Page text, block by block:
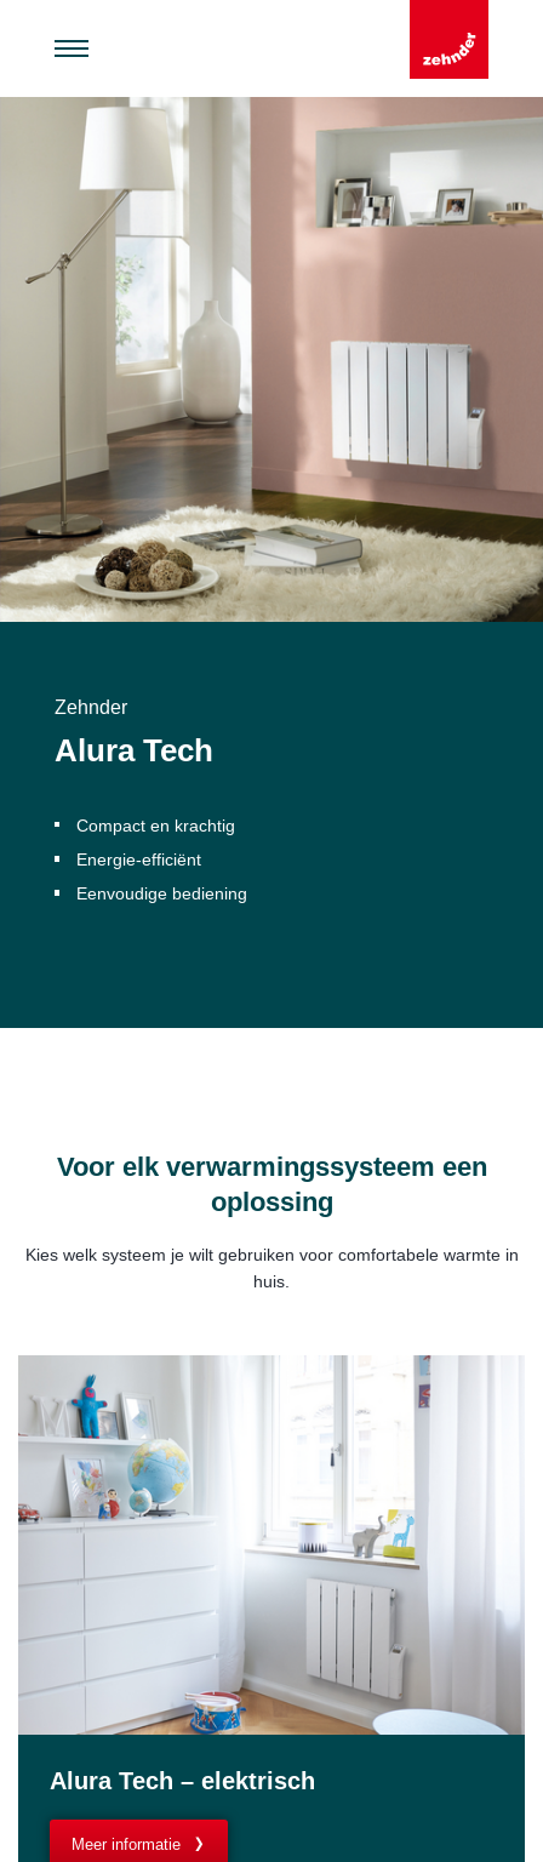
Zehnder
Alura Tech
Compact en krachtig
Energie-efficiënt
Eenvoudige bediening
Voor elk verwarmingssysteem een
oplossing
Kies welk systeem je wilt gebruiken voor comfortabele warmte in
huis.
Alura Tech – elektrisch
Meer informatie